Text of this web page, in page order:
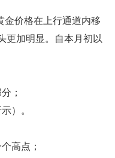
金价格在上行通道内移
更加明显。自本月初以
；
）。
高点；